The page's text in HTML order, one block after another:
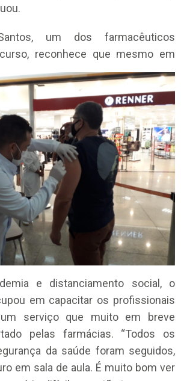
um dos farmacêuticos
reconhece que mesmo em
e distanciamento social, o
em capacitar os profissionais
um serviço que muito em breve
pelas farmácias. “Todos os
da saúde foram seguidos,
em sala de aula. É muito bom ver